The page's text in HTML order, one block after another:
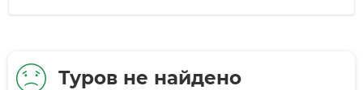
Туров не найдено